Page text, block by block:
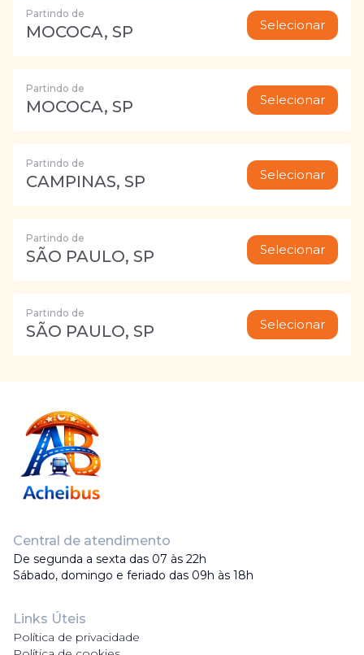
Partindo de
MOCOCA, SP Selecionar
Partindo de
MOCOCA, SP Selecionar
Partindo de
CAMPINAS, SP Selecionar
Partindo de
SÃO PAULO, SP Selecionar
Partindo de
SÃO PAULO, SP Selecionar
Central de atendimento
De segunda a sexta das 07 às 22h
Sábado, domingo e feriado das 09h às 18h
Links Úteis
Política de privacidade